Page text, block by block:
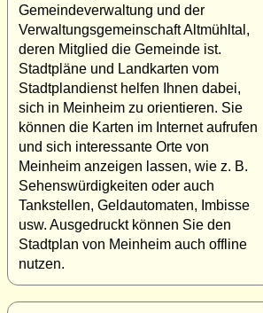
Gemeindeverwaltung und der
Verwaltungsgemeinschaft Altmühltal,
deren Mitglied die Gemeinde ist.
Stadtpläne und Landkarten vom
Stadtplandienst helfen Ihnen dabei,
sich in Meinheim zu orientieren. Sie
können die Karten im Internet aufrufen
und sich interessante Orte von
Meinheim anzeigen lassen, wie z. B.
Sehenswürdigkeiten oder auch
Tankstellen, Geldautomaten, Imbisse
usw. Ausgedruckt können Sie den
Stadtplan von Meinheim auch offline
nutzen.